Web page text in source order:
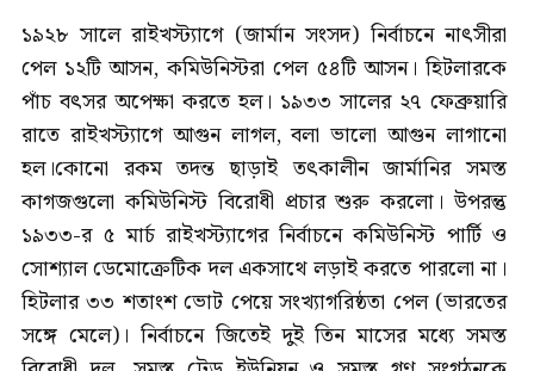
১৯২৮ সালে রাইখস্ট্যাগে (জার্মান সংসদ) নির্বাচনে নাৎসীরা
পেল ১২টি আসন, কমিউনিস্টরা পেল ৫৪টি আসন। হিটলারকে
পাঁচ বৎসর অপেক্ষা করতে হল। ১৯৩৩ সালের ২৭ ফেব্রুয়ারি
রাতে রাইখস্ট্যাগে আগুন লাগল, বলা ভালো আগুন লাগানো
হল।কোনো রকম তদন্ত ছাড়াই তৎকালীন জার্মানির সমস্ত
কাগজগুলো কমিউনিস্ট বিরোধী প্রচার শুরু করলো। উপরন্তু
১৯৩৩-র ৫ মার্চ রাইখস্ট্যাগের নির্বাচনে কমিউনিস্ট পার্টি ও
সোশ্যাল ডেমোক্রেটিক দল একসাথে লড়াই করতে পারলো না।
হিটলার ৩৩ শতাংশ ভোট পেয়ে সংখ্যাগরিষ্ঠতা পেল (ভারতের
সঙ্গে মেলে)। নির্বাচনে জিতেই দুই তিন মাসের মধ্যে সমস্ত